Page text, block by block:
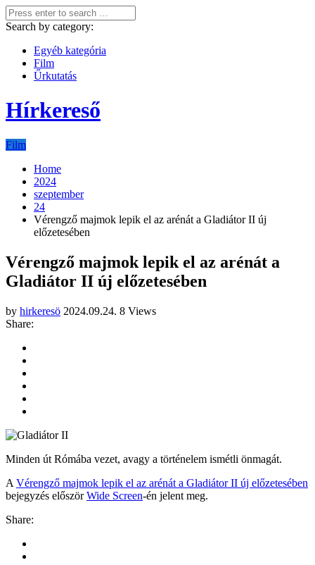
Search by category:
Egyéb kategória
Film
Űrkutatás
Hírkereső
Film
Home
2024
szeptember
24
Vérengző majmok lepik el az arénát a Gladiátor II új
előzetesében
Vérengző majmok lepik el az arénát a
Gladiátor II új előzetesében
by hirkeresö 2024.09.24. 8 Views
Share:
Minden út Rómába vezet, avagy a történelem ismétli önmagát.
A Vérengző majmok lepik el az arénát a Gladiátor II új előzetesében
bejegyzés előszörWide Screen-én jelent meg.
Share: